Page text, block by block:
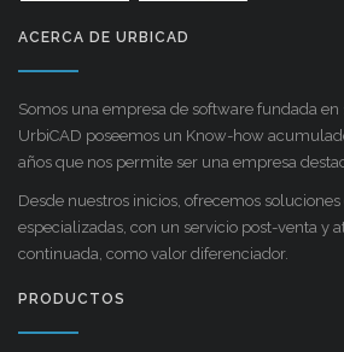
ACERCA DE URBICAD
Somos una empresa de software fundada en
UrbiCAD poseemos un Know-how
años que nos permite ser una empresa
Desde nuestros inicios, ofrecemos
especializadas, con un servicio post-venta y
continuada, como valor diferenciador.
PRODUCTOS